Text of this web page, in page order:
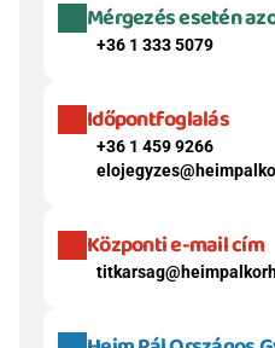
Mérgezés esetén
+36 1 333 5079
Időpontfoglalás
+36 1 459 9266
Központi e-mail cím